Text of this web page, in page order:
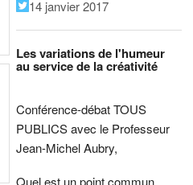
14 janvier 2017
Les variations de l'humeur
au service de la créativité
Conférence-débat TOUS
PUBLICS avec le Professeur
Jean-Michel Aubry,
Quel est un point commun